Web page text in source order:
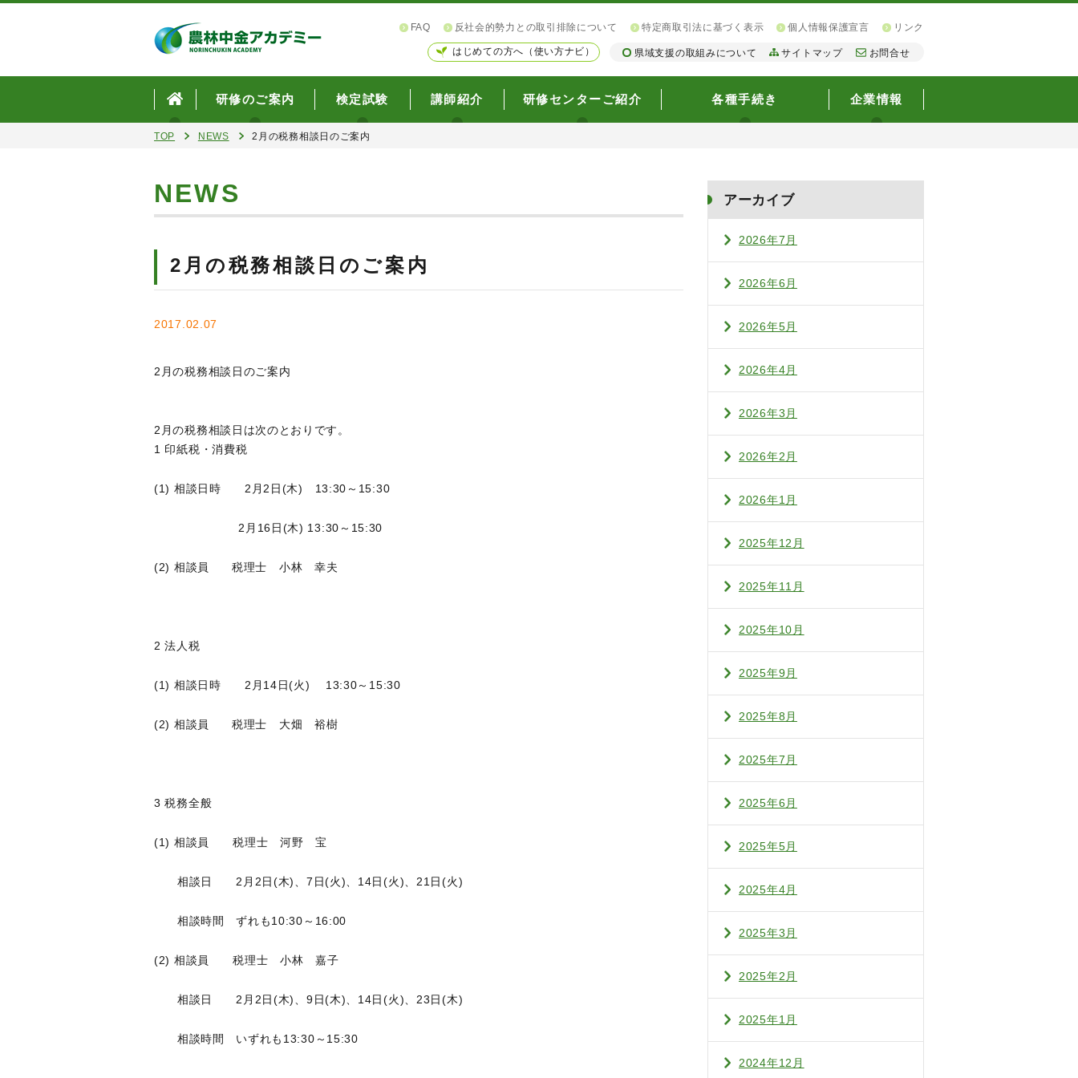
FAQ 反社会的勢力との取引排除について 特定商取引法に基づく表示 個人情報保護宣言 リンク
はじめての方へ（使い方ナビ） 県域支援の取組みについて サイトマップ お問合せ
研修のご案内 検定試験 講師紹介 研修センターご紹介 各種手続き 企業情報
TOP NEWS 2月の税務相談日のご案内
NEWS
2月の税務相談日のご案内
2017.02.07
2月の税務相談日のご案内
2月の税務相談日は次のとおりです。
1 印紙税・消費税
(1) 相談日時 2月2日(木) 13:30～15:30
2月16日(木) 13:30～15:30
(2) 相談員 税理士 小林 幸夫
2 法人税
(1) 相談日時 2月14日(火) 13:30～15:30
(2) 相談員 税理士 大畑 裕樹
3 税務全般
(1) 相談員 税理士 河野 宝
相談日 2月2日(木)、7日(火)、14日(火)、21日(火)
相談時間 ずれも10:30～16:00
(2) 相談員 税理士 小林 嘉子
相談日 2月2日(木)、9日(木)、14日(火)、23日(木)
相談時間 いずれも13:30～15:30
アーカイブ
2026年7月
2026年6月
2026年5月
2026年4月
2026年3月
2026年2月
2026年1月
2025年12月
2025年11月
2025年10月
2025年9月
2025年8月
2025年7月
2025年6月
2025年5月
2025年4月
2025年3月
2025年2月
2025年1月
2024年12月